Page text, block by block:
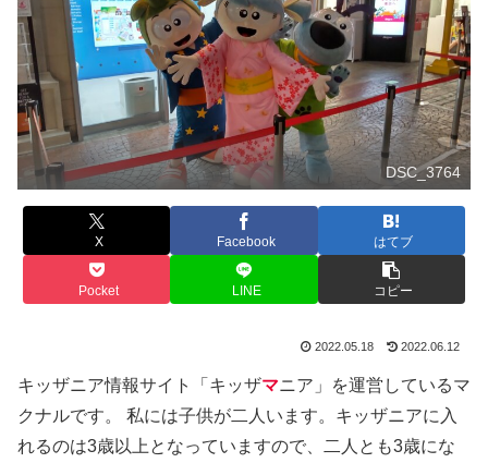
DSC_3764
X Facebook はてブ
Pocket LINE コピー
2022.05.18 2022.06.12
キッザニア情報サイト「キッザマニア」を運営しているマ
クナルです。 私には子供が二人います。キッザニアに入
れるのは3歳以上となっていますので、二人とも3歳にな